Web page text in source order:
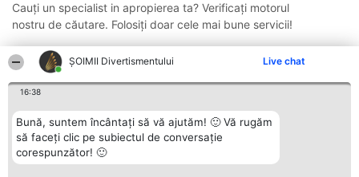
ŞOIMII Divertismentului Live chat
16:38
Bună, suntem încântați să vă ajutăm! 🙂 Vă rugăm
să faceți clic pe subiectul de conversație
corespunzător! 🙂
Cauți un specialist in apropierea ta? Verificați motorul
nostru de căutare. Folosiți doar cele mai bune servicii!